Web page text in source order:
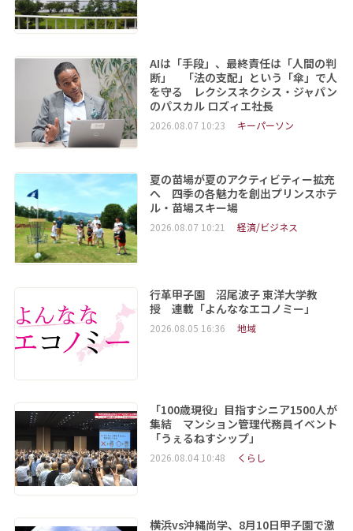
AIは「手段」、最終責任は「人間の判
断」 「法の支配」という「傘」で人
を守る レクシスネクシス・ジャパン
のパスカル ロズィエ社長
2026.08.07 10:23 キーパーソン
夏の苗場が夏のアクティビティー拡充
へ 四季の各魅力を創出プリンスホテ
ル・苗場スキー場
2026.08.07 10:21 経済/ビジネス
行革甲子園 沼尾波子 東洋大学教
授 連載「よんななエコノミー」
2026.08.05 16:36 地域
「100歳現役」目指すシニア1500人が
集結 マンション管理代務員イベント
「うぇるねすシップ」
2026.08.04 10:48 くらし
横浜vs沖縄尚学、8月10日甲子園で激